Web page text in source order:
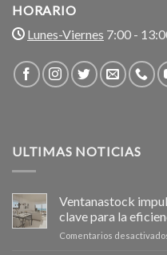
HORARIO
Lunes-Viernes 7:00 -
ULTIMAS NOTICIAS
Ventanastock
clave para la
Comentarios